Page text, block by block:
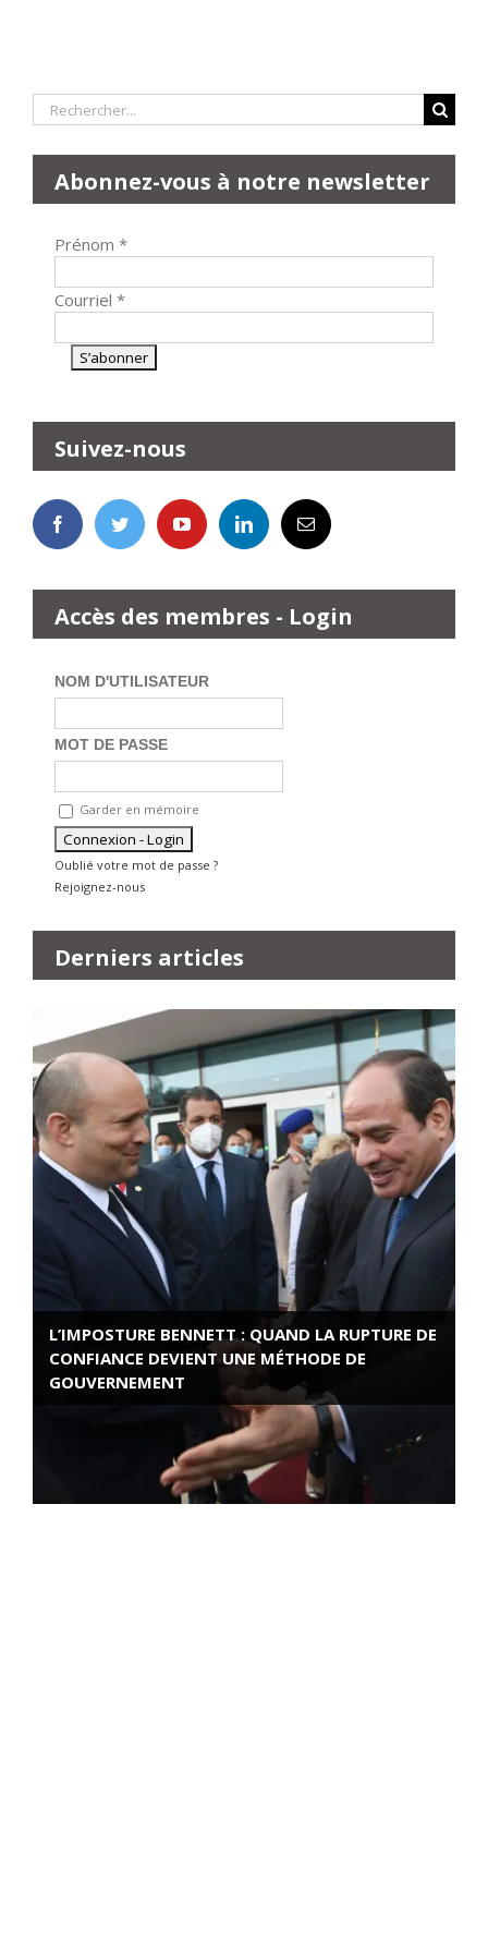
Rechercher:
Abonnez-vous à notre newsletter
Prénom *
Courriel *
Suivez-nous
Accès des membres - Login
NOM D'UTILISATEUR
MOT DE PASSE
Garder en mémoire
Oublié votre mot de passe ?
Rejoignez-nous
Derniers articles
L’IMPOSTURE BENNETT : QUAND LA RUPTURE DE
CONFIANCE DEVIENT UNE MÉTHODE DE
GOUVERNEMENT
ROSE VALLAND, HEROÏNE DE LA RESISTANCE